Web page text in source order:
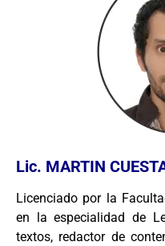
Lic. MARTIN
Licenciado por la
en la especialidad de
textos, redactor de